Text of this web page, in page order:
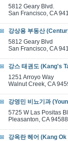
5812 Geary Blvd.
San Francisco, CA
강상용 부동산
5812 Geary Blvd
San Francisco, CA
강스 태권도 (Kang's
1251 Arroyo Way
Walnut Creek, CA
강영민 비뇨기과
5725 W Las Positas
Pleasanton, CA 94588
강옥란 헤어 (Kang